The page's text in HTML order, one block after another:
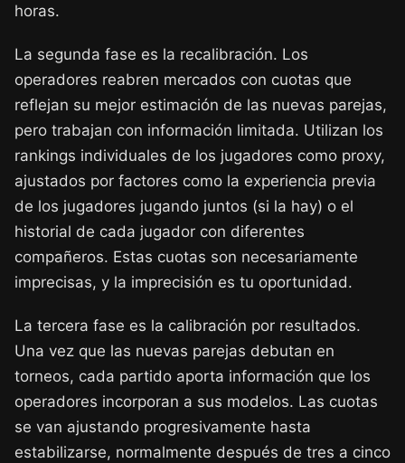
horas.
La segunda fase es la recalibración. Los
operadores reabren mercados con cuotas que
reflejan su mejor estimación de las nuevas parejas,
pero trabajan con información limitada. Utilizan los
rankings individuales de los jugadores como proxy,
ajustados por factores como la experiencia previa
de los jugadores jugando juntos (si la hay) o el
historial de cada jugador con diferentes
compañeros. Estas cuotas son necesariamente
imprecisas, y la imprecisión es tu oportunidad.
La tercera fase es la calibración por resultados.
Una vez que las nuevas parejas debutan en
torneos, cada partido aporta información que los
operadores incorporan a sus modelos. Las cuotas
se van ajustando progresivamente hasta
estabilizarse, normalmente después de tres a cinco